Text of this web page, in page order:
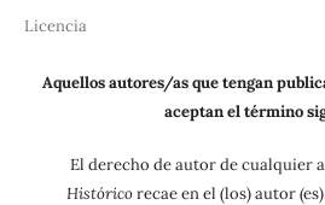
Licencia
Aquellos autores/as que tengan
aceptan el término
El derecho de autor de cualquier
Históricorecae en el (los) autor